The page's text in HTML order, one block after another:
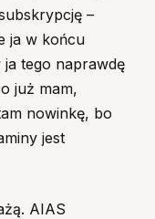
–
ja w końcu
ja tego naprawdę
już mam,
nowinkę, bo
jest
AIAS